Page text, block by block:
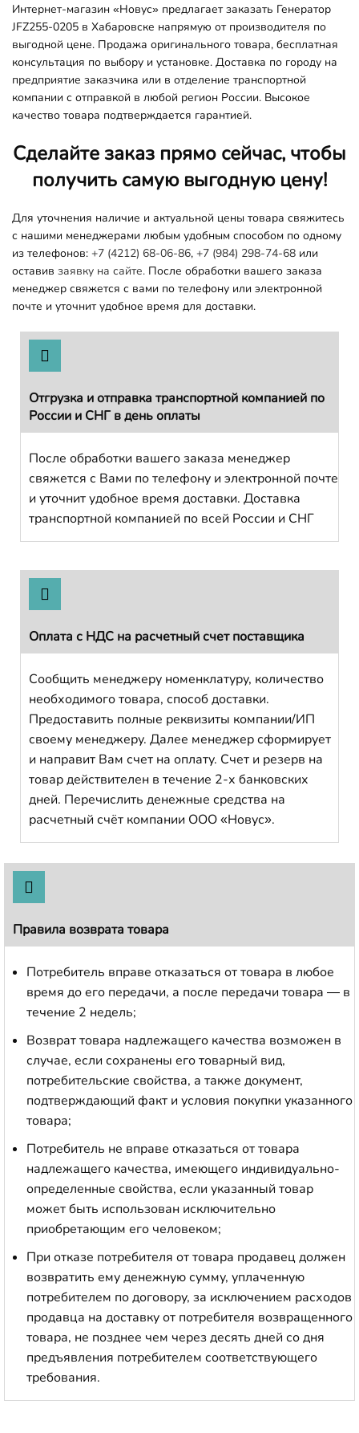
Интернет-магазин «Новус» предлагает заказать Генератор
JFZ255-0205 в Хабаровске напрямую от производителя по
выгодной цене. Продажа оригинального товара, бесплатная
консультация по выбору и установке. Доставка по городу на
предприятие заказчика или в отделение транспортной
компании с отправкой в любой регион России. Высокое
качество товара подтверждается гарантией.
Сделайте заказ прямо сейчас, чтобы
получить самую выгодную цену!
Для уточнения наличие и актуальной цены товара свяжитесь
с нашими менеджерами любым удобным способом по одному
из телефонов: +7 (4212) 68-06-86, +7 (984) 298-74-68 или
оставив заявку на сайте. После обработки вашего заказа
менеджер свяжется с вами по телефону или электронной
почте и уточнит удобное время для доставки.
Отгрузка и отправка транспортной компанией по
России и СНГ в день оплаты
После обработки вашего заказа менеджер
свяжется с Вами по телефону и электронной почте
и уточнит удобное время доставки. Доставка
транспортной компанией по всей России и СНГ
Оплата с НДС на расчетный счет поставщика
Сообщить менеджеру номенклатуру, количество
необходимого товара, способ доставки.
Предоставить полные реквизиты компании/ИП
своему менеджеру. Далее менеджер сформирует
и направит Вам счет на оплату. Счет и резерв на
товар действителен в течение 2-х банковских
дней. Перечислить денежные средства на
расчетный счёт компании ООО «Новус».
Правила возврата товара
Потребитель вправе отказаться от товара в любое
время до его передачи, а после передачи товара — в
течение 2 недель;
Возврат товара надлежащего качества возможен в
случае, если сохранены его товарный вид,
потребительские свойства, а также документ,
подтверждающий факт и условия покупки указанного
товара;
Потребитель не вправе отказаться от товара
надлежащего качества, имеющего индивидуально-
определенные свойства, если указанный товар
может быть использован исключительно
приобретающим его человеком;
При отказе потребителя от товара продавец должен
возвратить ему денежную сумму, уплаченную
потребителем по договору, за исключением расходов
продавца на доставку от потребителя возвращенного
товара, не позднее чем через десять дней со дня
предъявления потребителем соответствующего
требования.